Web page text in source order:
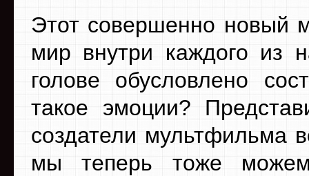
Этот совершенно новый
мир внутри каждого из
голове обусловлено
такое эмоции?
создатели мультфильма
мы теперь тоже